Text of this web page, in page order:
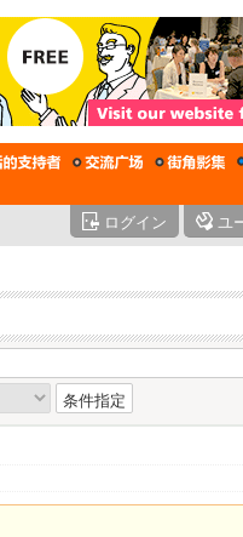
ログイン ユ
条件指定